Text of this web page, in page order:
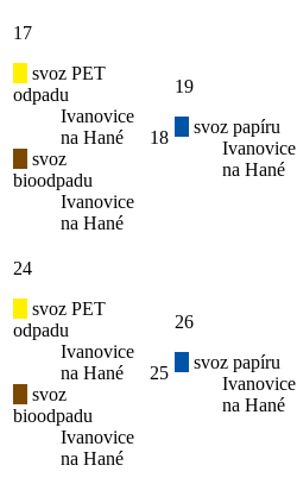
17
svoz PET
odpadu
Ivanovice
na Hané
svoz
bioodpadu
Ivanovice
na Hané
18
19
svoz papíru
Ivanovice
na Hané
24
svoz PET
odpadu
Ivanovice
na Hané
svoz
bioodpadu
Ivanovice
na Hané
25
26
svoz papíru
Ivanovice
na Hané